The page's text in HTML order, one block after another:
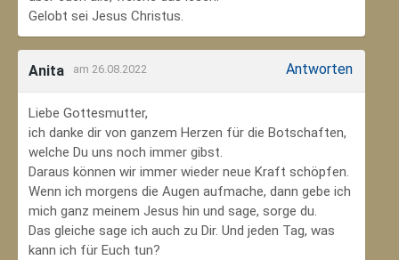
Gelobt sei Jesus Christus.
Anita am 26.08.2022 Antworten
Liebe Gottesmutter,
ich danke dir von ganzem Herzen für die Botschaften,
welche Du uns noch immer gibst.
Daraus können wir immer wieder neue Kraft schöpfen.
Wenn ich morgens die Augen aufmache, dann gebe ich
mich ganz meinem Jesus hin und sage, sorge du.
Das gleiche sage ich auch zu Dir. Und jeden Tag, was
kann ich für Euch tun?